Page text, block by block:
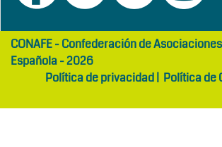
girls
abaya
maltepe
otelCONAFE - Confederación de
Española - 2026
Política de privacidad| Política de